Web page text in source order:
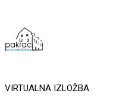
VIRTUALNA IZLOŽBA